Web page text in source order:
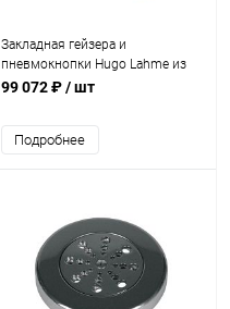
Закладная гейзера и
пневмокнопки Hugo Lahme из
бронзы (8500050)
99 072 ₽/ шт
Подробнее